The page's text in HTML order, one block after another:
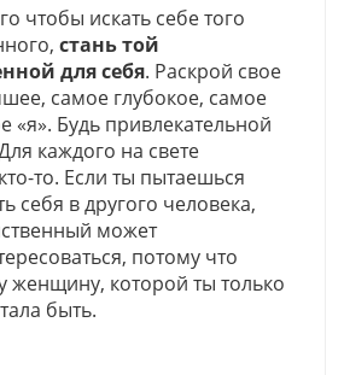
чтобы искать себе того
стань той
для себя. Раскрой свое
самое глубокое, самое
«я». Будь привлекательной
каждого на свете
то. Если ты пытаешься
себя в другого человека,
может
потому что
женщину, которой ты только
быть.